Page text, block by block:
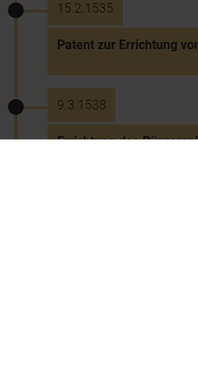
15.2.1535
Patent zur Errichtung
9.3.1538
Errichtung des